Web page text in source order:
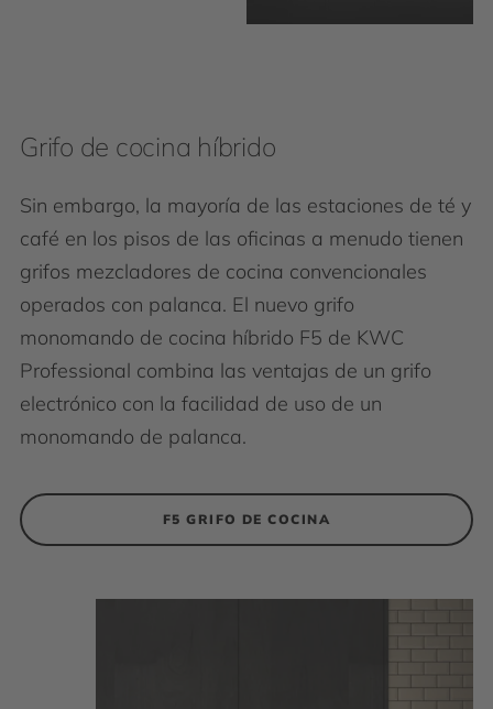
Grifo de cocina híbrido
Sin embargo, la mayoría de las estaciones de té y
café en los pisos de las oficinas a menudo tienen
grifos mezcladores de cocina convencionales
operados con palanca. El nuevo grifo
monomando de cocina híbrido F5 de KWC
Professional combina las ventajas de un grifo
electrónico con la facilidad de uso de un
monomando de palanca.
F5 GRIFO DE COCINA